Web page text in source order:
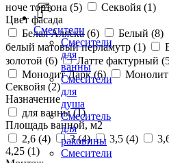
Смесители
Смесители
для
ванны
Смесители
для
душа
Смеситель
для
раковины
Смесители
ноче тортона (5) Секвойя (1)
Цвет фасада
Белая Аляска (6) Белый (8)
белый матовый перламутр (1)
золотой (6) Латте фактурный (
Монолит Дарк (6) Монолит
Секвойя (2)
Назначение
для ванны (1)
Площадь ванной, м2
2,6 (4) 3 (4) 3,5 (4)
4,25 (1)